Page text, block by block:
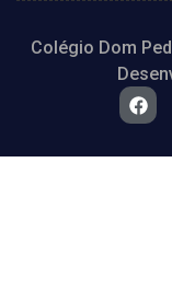
Colégio Dom